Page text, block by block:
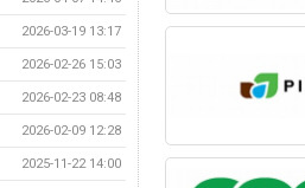
2026-03-19 13:17
2026-02-26 15:03
2026-02-23 08:48
2026-02-09 12:28
2025-11-22 14:00